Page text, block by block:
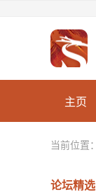
主页
当前位置：
论坛精选